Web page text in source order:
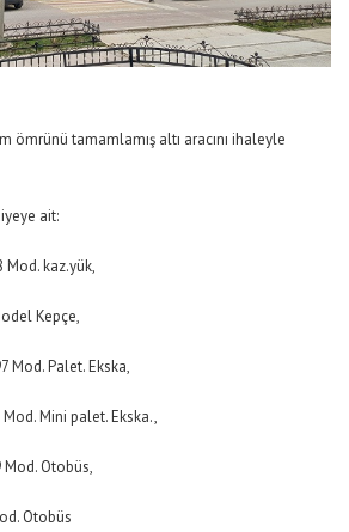
ömrünü tamamlamış altı aracını ihaleyle
ait:
Mod. kaz.yük,
Kepçe,
Mod. Palet. Ekska,
Mini palet. Ekska.,
Mod. Otobüs,
Otobüs